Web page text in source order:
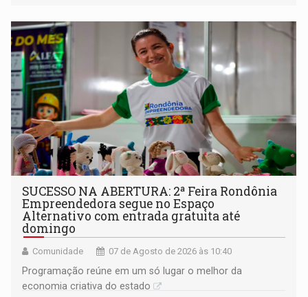
SUCESSO NA ABERTURA: 2ª Feira Rondônia
Empreendedora segue no Espaço
Alternativo com entrada gratuita até
domingo
Comunidade 07 de Agosto de 2026 às 10:40
Programação reúne em um só lugar o melhor da
economia criativa do estado